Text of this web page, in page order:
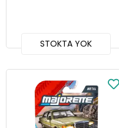
STOKTA YOK